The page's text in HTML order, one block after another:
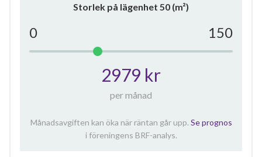
Storlek på lägenhet 50 (m²)
0 150
2979 kr
per månad
Månadsavgiften kan öka när räntan går upp. Se prognos
i föreningens BRF-analys.